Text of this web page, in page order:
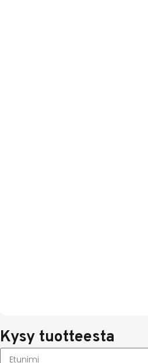
Kysy tuotteesta